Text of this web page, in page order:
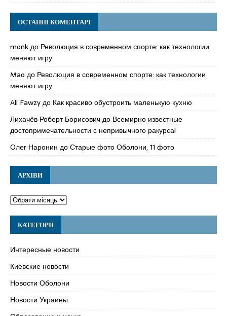
ОСТАННІ КОМЕНТАРІ
monkдо Революция в современном спорте: как технологии
меняют игру
Mao до Революция в современном спорте: как технологии
меняют игру
Ali Fawzyдо Как красиво обустроить маленькую кухню
Лихачёв Роберт Борисовичдо Всемирно известные
достопримечательности с непривычного ракурса!
Олег Наронин доСтарые фото Оболони, 11 фото
АРХІВИ
КАТЕГОРІЇ
Интересные новости
Киевские новости
Новости Оболони
Новости Украины